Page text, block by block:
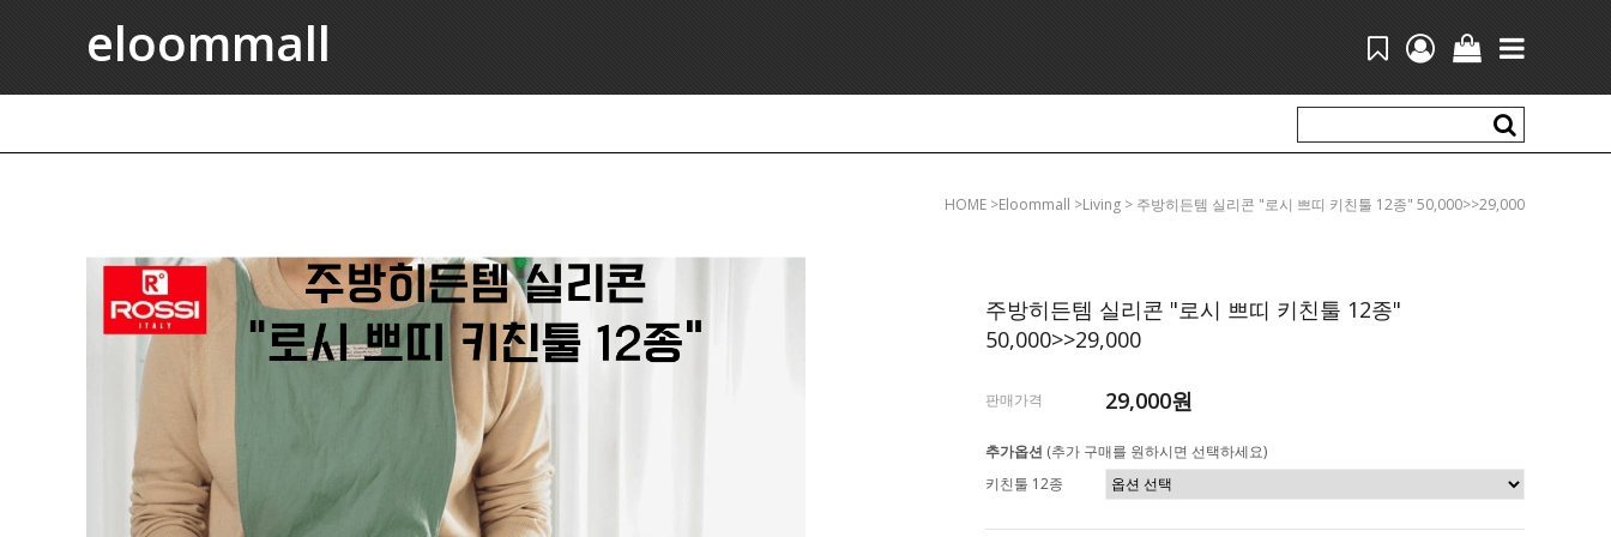
eloommall
HOME >eloommall >living > 주방히든템 실리콘 "로시 쁘띠 키친툴 12종" 50,000>>29,000
주방히든템 실리콘 "로시 쁘띠 키친툴 12종"
50,000>>29,000
판매가격 29,000원
추가옵션 (추가 구매를 원하시면 선택하세요)
키친툴 12종